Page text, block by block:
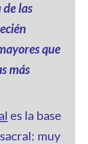
las
que
más
es la base
muy